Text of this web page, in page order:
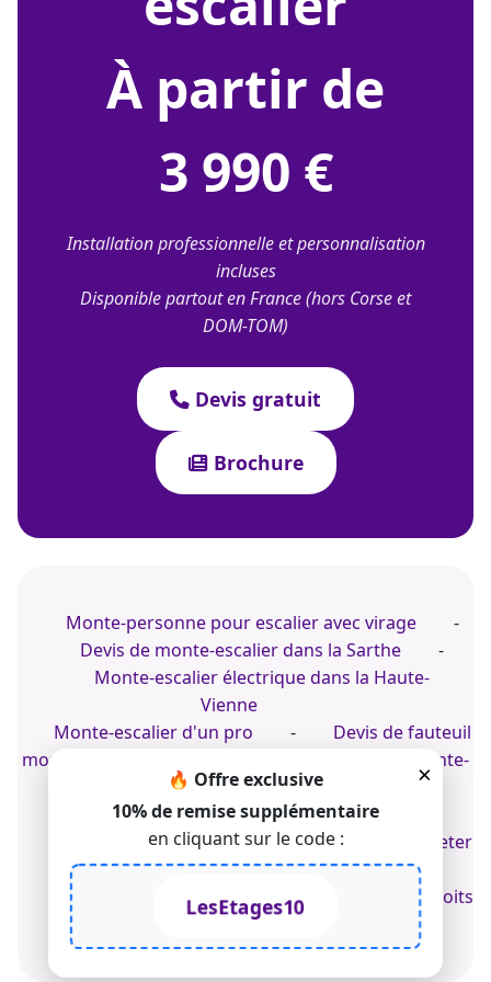
À partir de
3 990 €
Installation professionnelle et personnalisation
incluses
Disponible partout en France (hors Corse et
DOM-TOM)
Devis gratuit
Brochure
×
🔥 Offre exclusive
10% de remise supplémentaire
en cliquant sur le code :
LesEtages10
Monte-personne pour escalier avec virage
-
Devis de monte-escalier dans la Sarthe
-
Monte-escalier électrique dans la Haute-
Vienne
Monte-escalier d'un pro
-
Devis de fauteuil
monte-escalier électrique
Acheter un monte-
escalier droit électrique
Prix d'un monte-escalier à Limoges
Monte-escalier à Aix-en-Provence
Acheter
un fauteuil monte-escalier
© 2022-2026 TK Home Solutions - CGV - Tous droits
réservés